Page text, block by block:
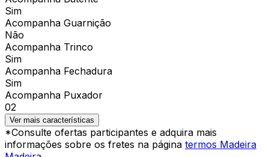
Sim
Acompanha Guarnição
Não
Acompanha Trinco
Sim
Acompanha Fechadura
Sim
Acompanha Puxador
02
Ver mais características
*Consulte ofertas participantes e adquira mais
informações sobre os fretes na página termos Madeira